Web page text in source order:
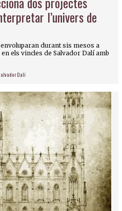
l’univers de
durant sis mesos a
els vincles de Salvador Dalí amb
Dalí